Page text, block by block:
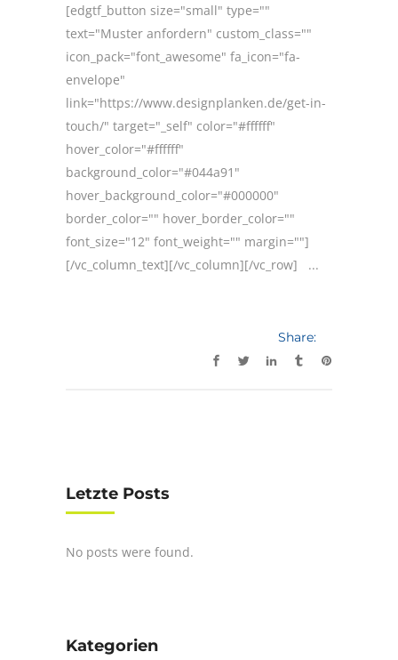
[edgtf_button size="small" type=""
text="Muster anfordern" custom_class=""
icon_pack="font_awesome" fa_icon="fa-
envelope"
link="https://www.designplanken.de/get-in-
touch/" target="_self" color="#ffffff"
hover_color="#ffffff"
background_color="#044a91"
hover_background_color="#000000"
border_color="" hover_border_color=""
font_size="12" font_weight="" margin=""]
[/vc_column_text][/vc_column][/vc_row] ...
Share:
Letzte Posts
No posts were found.
Kategorien